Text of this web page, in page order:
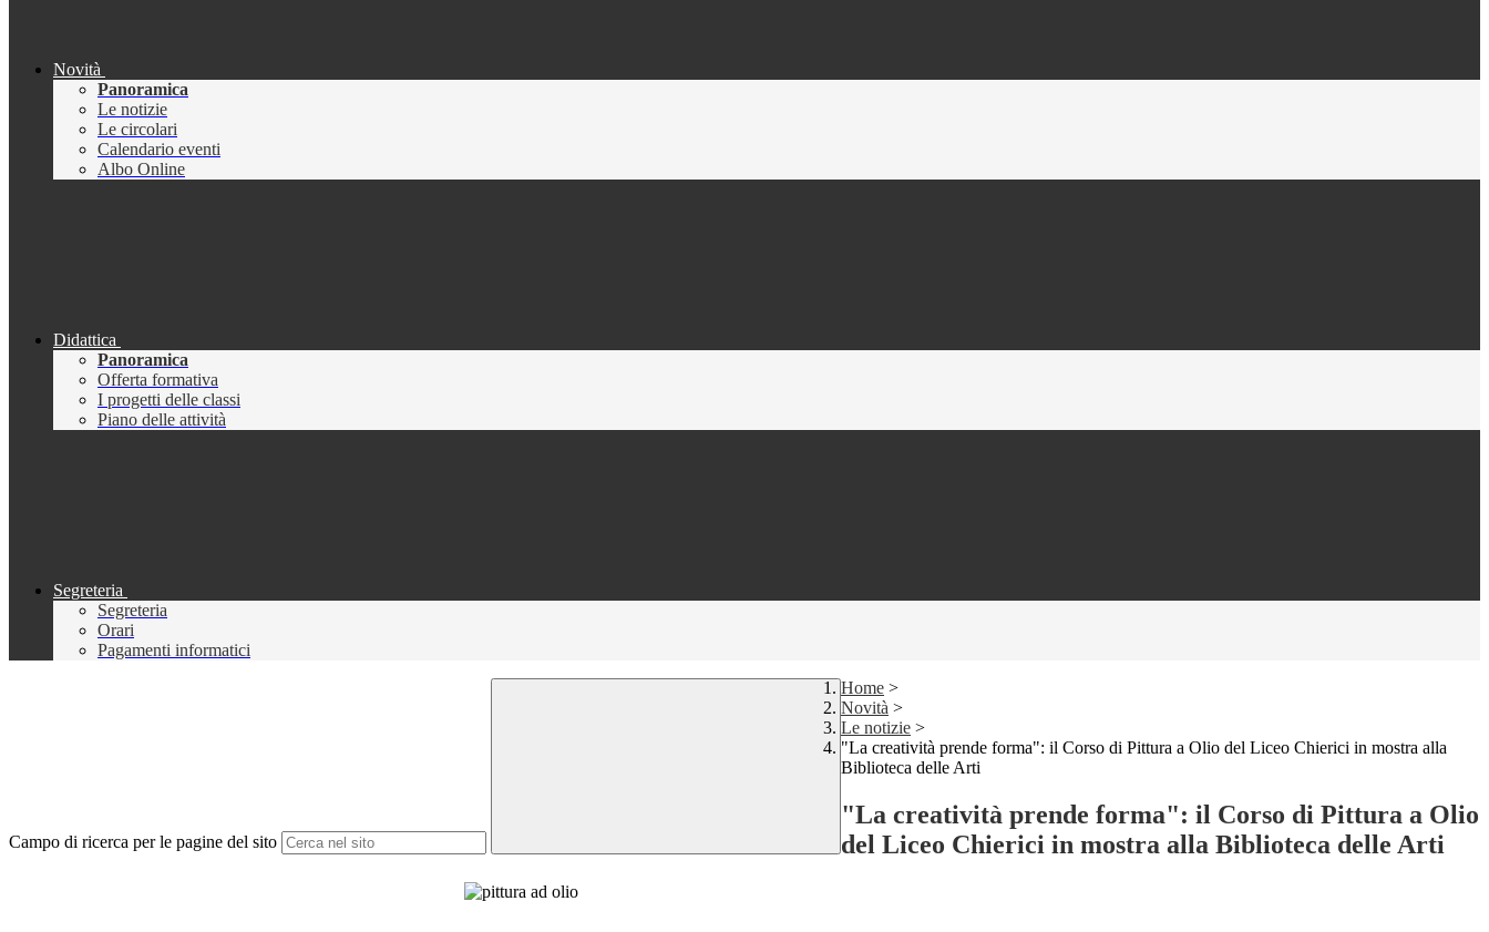
Novità
Panoramica
Le notizie
Le circolari
Calendario eventi
Albo Online
Didattica
Panoramica
Offerta formativa
I progetti delle classi
Piano delle attività
Segreteria
Segreteria
Orari
Pagamenti informatici
Campo di ricerca per le pagine del sito
Home >
Novità >
Le notizie >
"La creatività prende forma": il Corso di Pittura a Olio del Liceo Chierici in mostra alla
Biblioteca delle Arti
"La creatività prende forma": il Corso di Pittura a Olio
del Liceo Chierici in mostra alla Biblioteca delle Arti